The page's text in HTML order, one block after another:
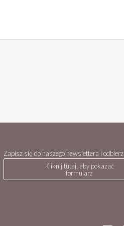
Zapisz się do naszego newslettera i odbierz
Kliknij tutaj, aby pokazać
formularz